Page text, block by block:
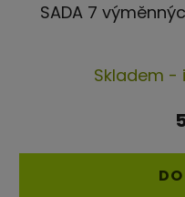
SADA 7
Skladem -